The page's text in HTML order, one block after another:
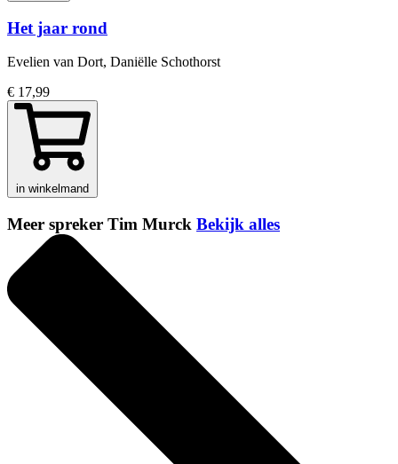
Het jaar rond
Evelien van Dort, Daniëlle Schothorst
€ 17,99
in winkelmand
Meer spreker Tim Murck Bekijk alles